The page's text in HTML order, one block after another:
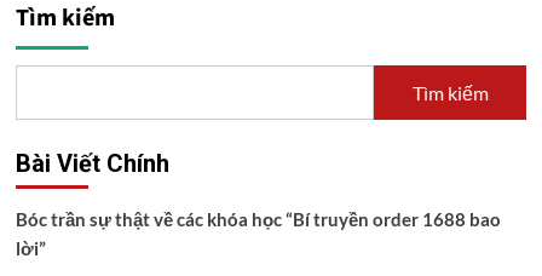
Tìm kiếm
Tìm kiếm
Bài Viết Chính
Bóc trần sự thật về các khóa học “Bí truyền order 1688 bao
lời”